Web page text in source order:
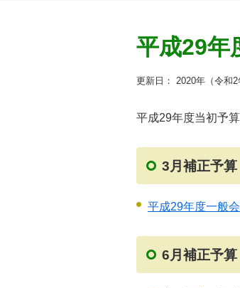
平成29年
更新日： 2020年（令和2
平成29年度当初予
3月補正予算
平成29年度一般
6月補正予算